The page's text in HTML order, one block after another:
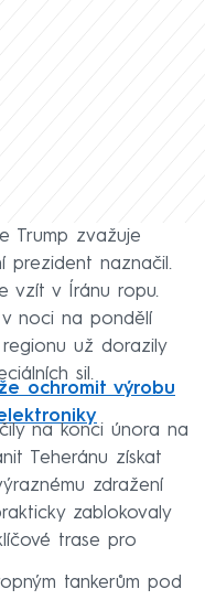
Trump zvažuje
prezident naznačil.
vzít v Íránu ropu.
v noci na pondělí
už dorazily
sil.
ochromit výrobu
na konci února na
Teheránu získat
zdražení
zablokovaly
trase pro
tankerům pod